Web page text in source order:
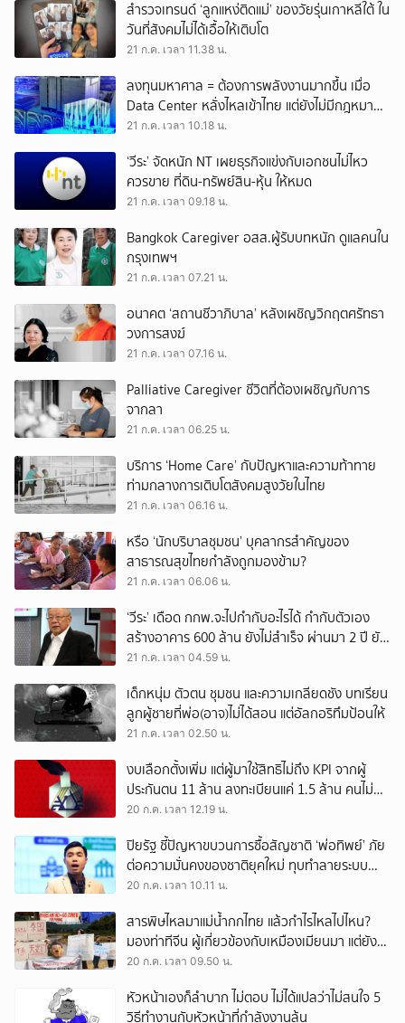
สำรวจเทรนด์ ‘ลูกแหง่ติดแม่’ ของวัยรุ่นเกาหลีใต้ ใน
วันที่สังคมไม่ได้เอื้อให้เติบโต
21 ก.ค. เวลา 11.38 น.
ลงทุนมหาศาล = ต้องการพลังงานมากขึ้น เมื่อ
Data Center หลั่งไหลเข้าไทย แต่ยังไม่มีกฎหมาย
เฉพาะกำกับดูแล
21 ก.ค. เวลา 10.18 น.
‘วีระ’ จัดหนัก NT เผยธุรกิจแข่งกับเอกชนไม่ไหว
ควรขาย ที่ดิน-ทรัพย์สิน-หุ้น ให้หมด
21 ก.ค. เวลา 09.18 น.
Bangkok Caregiver อสส.ผู้รับบทหนัก ดูแลคนใน
กรุงเทพฯ
21 ก.ค. เวลา 07.21 น.
อนาคต ‘สถานชีวาภิบาล’ หลังเผชิญวิกฤตศรัทธา
วงการสงฆ์
21 ก.ค. เวลา 07.16 น.
Palliative Caregiver ชีวิตที่ต้องเผชิญกับการ
จากลา
21 ก.ค. เวลา 06.25 น.
บริการ ‘Home Care’ กับปัญหาและความท้าทาย
ท่ามกลางการเติบโตสังคมสูงวัยในไทย
21 ก.ค. เวลา 06.16 น.
หรือ ‘นักบริบาลชุมชน’ บุคลากรสำคัญของ
สาธารณสุขไทยกำลังถูกมองข้าม?
21 ก.ค. เวลา 06.06 น.
‘วีระ’ เดือด กกพ.จะไปกำกับอะไรได้ กำกับตัวเอง
สร้างอาคาร 600 ล้าน ยังไม่สำเร็จ ผ่านมา 2 ปี ยัง
สรรหากรรมการไม่ครบ 7 คน
21 ก.ค. เวลา 04.59 น.
เด็กหนุ่ม ตัวตน ชุมชน และความเกลียดชัง บทเรียน
ลูกผู้ชายที่พ่อ(อาจ)ไม่ได้สอน แต่อัลกอริทึมป้อนให้
21 ก.ค. เวลา 02.50 น.
งบเลือกตั้งเพิ่ม แต่ผู้มาใช้สิทธิไม่ถึง KPI จากผู้
ประกันตน 11 ล้าน ลงทะเบียนแค่ 1.5 ล้าน คนไม่
สนใจ หรือหน่วยงาน ‘ไร้น้ำยา’?
20 ก.ค. เวลา 12.19 น.
ปิยรัฐ ชี้ปัญหาขบวนการซื้อสัญชาติ ‘พ่อทิพย์’ ภัย
ต่อความมั่นคงของชาติยุคใหม่ ทุบทำลายระบบ
เศรษฐกิจฐานรากประเท
20 ก.ค. เวลา 10.11 น.
สารพิษไหลมาแม่น้ำกกไทย แล้วกำไรไหลไปไหน?
มองท่าทีจีน ผู้เกี่ยวข้องกับเหมืองเมียนมา แต่ยัง
ลอยตัวว่าเป็นปัญหาของ 2 ประเทศ
20 ก.ค. เวลา 09.50 น.
หัวหน้าเองก็ลำบาก ไม่ตอบ ไม่ได้แปลว่าไม่สนใจ 5
วิธีทำงานกับหัวหน้าที่กำลังงานล้น